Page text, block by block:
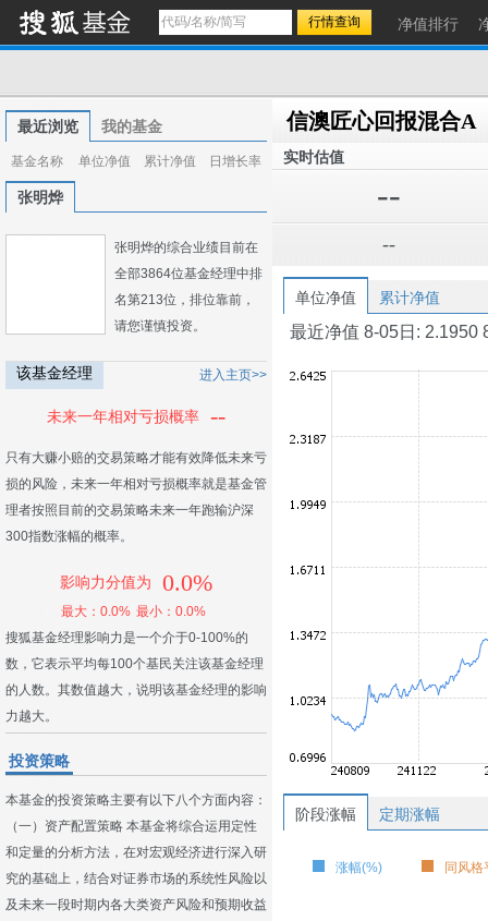
净值排行
最近浏览 我的基金
基金名称 单位净值 累计净值 日增长率
张明烨
张明烨的综合业绩目前在
全部3864位基金经理中排
名第213位，排位靠前，
请您谨慎投资。
该基金经理 进入主页>>
未来一年相对亏损概率 --
只有大赚小赔的交易策略才能有效降低未来亏
损的风险，未来一年相对亏损概率就是基金管
理者按照目前的交易策略未来一年跑输沪深
300指数涨幅的概率。
影响力分值为 0.0%
最大：0.0% 最小：0.0%
搜狐基金经理影响力是一个介于0-100%的
数，它表示平均每100个基民关注该基金经理
的人数。其数值越大，说明该基金经理的影响
力越大。
投资策略
本基金的投资策略主要有以下八个方面内容：
（一）资产配置策略 本基金将综合运用定性
和定量的分析方法，在对宏观经济进行深入研
究的基础上，结合对证券市场的系统性风险以
及未来一段时期内各大类资产风险和预期收益
信澳匠心回报混合A
实时估值
--
--
单位净值 累计净值
最近净值 8-05日: 2.1950
阶段涨幅 定期涨幅
涨幅(%) 同风格